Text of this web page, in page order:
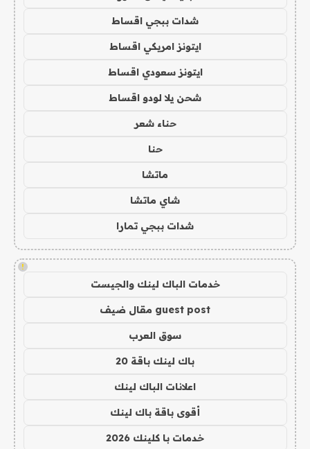
شدات ببجي اقساط
ايتونز امريكي اقساط
ايتونز سعودي اقساط
شحن يلا لودو اقساط
حناء شعر
حنا
ماتشا
شاي ماتشا
شدات ببجي تمارا
!
خدمات الباك لينك والجيست
guest post مقال ضيف
سوق العرب
باك لينك باقة 20
اعلانات الباك لينك
أقوى باقة باك لينك
خدمات با كلينك 2026